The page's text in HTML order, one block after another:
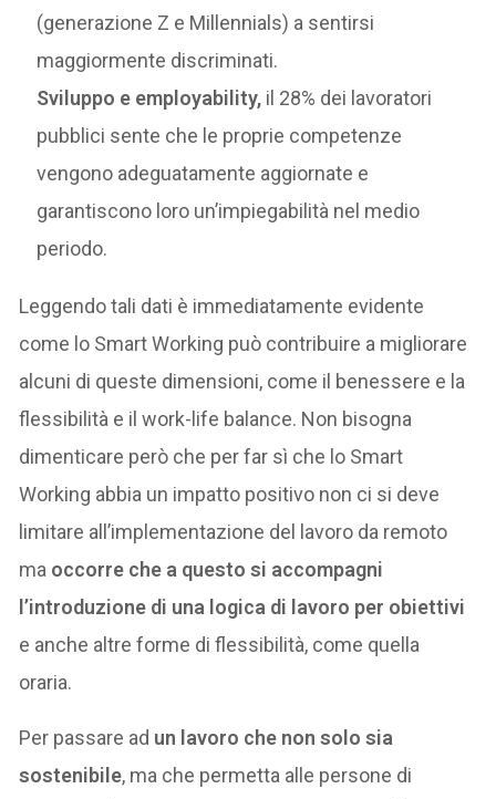
(generazione Z e Millennials) a sentirsi
maggiormente discriminati.
Sviluppo e employability, il 28% dei lavoratori
pubblici sente che le proprie competenze
vengono adeguatamente aggiornate e
garantiscono loro un’impiegabilità nel medio
periodo.
Leggendo tali dati è immediatamente evidente
come lo Smart Working può contribuire a migliorare
alcuni di queste dimensioni, come il benessere e la
flessibilità e il work-life balance. Non bisogna
dimenticare però che per far sì che lo Smart
Working abbia un impatto positivo non ci si deve
limitare all’implementazione del lavoro da remoto
ma occorre che a questo si accompagni
l’introduzione di una logica di lavoro per obiettivi
e anche altre forme di flessibilità, come quella
oraria.
Per passare ad un lavoro che non solo sia
sostenibile, ma che permetta alle persone di